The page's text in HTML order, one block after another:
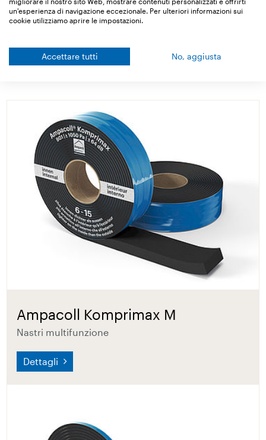
Nastro alla gomma butilica per la copertura del
parapetto e come isolamento dei sottodavanzali
Dettagli
Ampacoll Komprimax M
Nastri multifunzione
Dettagli
un'esperienza di navigazione eccezionale. Per ulteriori informazioni sui
cookie utilizziamo aprire le impostazioni.
Accettare tutti No, aggiusta